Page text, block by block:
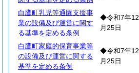
白鷹町乳児等通園支援事
業の設備及び運営に関す
る基準を定める条例
◆令和7年12
月25日
白鷹町家庭的保育事業等
の設備及び運営に関する
基準を定める条例
◆令和7年12
月25日